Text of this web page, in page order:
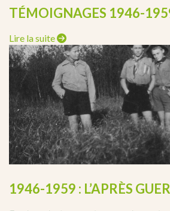
TÉMOIGNAGES 1946-
Lire la suite
1946-1959 : L’APRÈS